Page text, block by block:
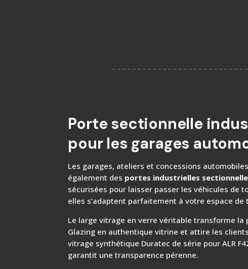
Porte sectionnelle
pour les garages
Les garages, ateliers et concessions
également des portes industrielles
sécurisées pour laisser passer les véhicules de
elles s’adaptent parfaitement à votre espace de
Le large vitrage en verre véritable transforme la
Glazing en authentique vitrine et attire les
vitrage synthétique Duratec de série pour ALR
garantit une transparence pérenne.